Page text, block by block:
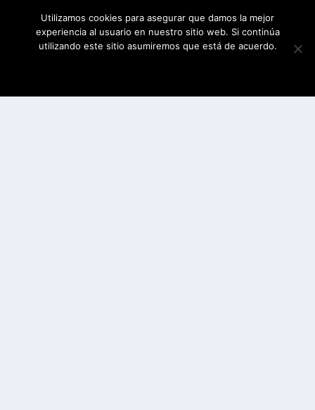
Utilizamos cookies para asegurar que damos la mejor
experiencia al usuario en nuestro sitio web. Si continúa
utilizando este sitio asumiremos que está de acuerdo.